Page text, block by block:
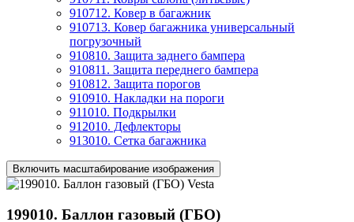
910712. Ковер в багажник
910713. Ковер багажника универсальный
погрузочный
910810. Защита заднего бампера
910811. Защита переднего бампера
910812. Защита порогов
910910. Накладки на пороги
911010. Подкрылки
912010. Дефлекторы
913010. Сетка багажника
Включить масштабирование изображения
199010. Баллон газовый (ГБО)